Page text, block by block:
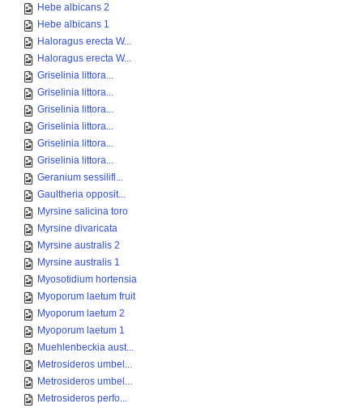
Hebe albicans 2
Hebe albicans 1
Haloragus erecta W...
Haloragus erecta W...
Griselinia littora...
Griselinia littora...
Griselinia littora...
Griselinia littora...
Griselinia littora...
Griselinia littora...
Geranium sessilifl...
Gaultheria opposit...
Myrsine salicina toro
Myrsine divaricata
Myrsine australis 2
Myrsine australis 1
Myosotidium hortensia
Myoporum laetum fruit
Myoporum laetum 2
Myoporum laetum 1
Muehlenbeckia aust...
Metrosideros umbel...
Metrosideros umbel...
Metrosideros perfo...